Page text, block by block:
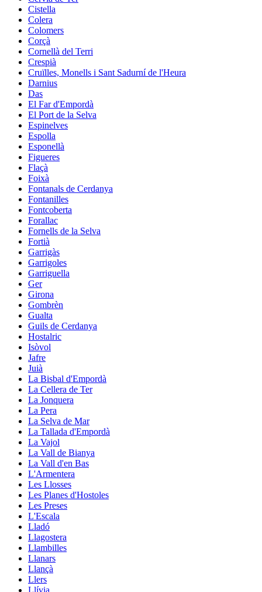
Cistella
Colera
Colomers
Corçà
Cornellà del Terri
Crespià
Cruïlles, Monells i Sant Sadurní de l'Heura
Darnius
Das
El Far d'Empordà
El Port de la Selva
Espinelves
Espolla
Esponellà
Figueres
Flaçà
Foixà
Fontanals de Cerdanya
Fontanilles
Fontcoberta
Forallac
Fornells de la Selva
Fortià
Garrigàs
Garrigoles
Garriguella
Ger
Girona
Gombrèn
Gualta
Guils de Cerdanya
Hostalric
Isòvol
Jafre
Juià
La Bisbal d'Empordà
La Cellera de Ter
La Jonquera
La Pera
La Selva de Mar
La Tallada d'Empordà
La Vajol
La Vall de Bianya
La Vall d'en Bas
L'Armentera
Les Llosses
Les Planes d'Hostoles
Les Preses
L'Escala
Lladó
Llagostera
Llambilles
Llanars
Llançà
Llers
Llívia